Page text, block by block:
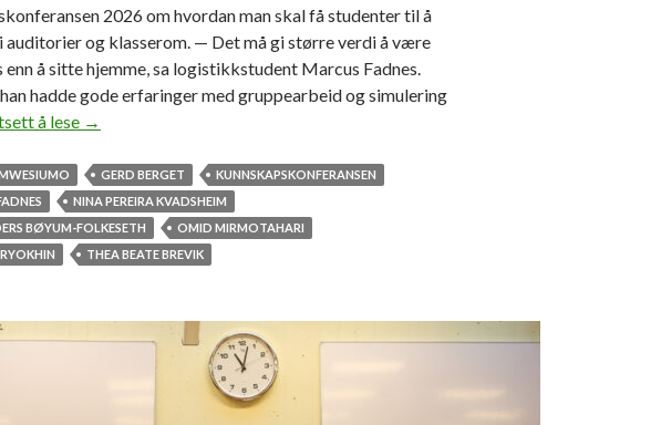
s
t
M
o
2026 om hvordan man skal få studenter til å
auditorier og klasserom. — Det må gi større verdi å være
enn å sitte hjemme, sa logistikkstudent Marcus Fadnes.
han hadde gode erfaringer med gruppearbeid og simulering
å lese —
e
t
m
å
→
GERD BERGET
KUNNSKAPSKONFERANSEN
NINA PEREIRA KVADSHEIM
BØYUM-FOLKESETH
OMID MIRMOTAHARI
THEA BEATE BREVIK